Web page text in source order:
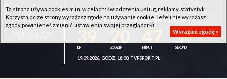
1KS ŚLĘZA WROCŁAW - LOTTO AZS UMCS LUBLIN
57
19.09.2026, GODZ. 18:00, TVPSPORT.PL
Ta strona używa cookies m.in. w celach: świadczenia usług, reklamy, statystyk.
Korzystając ze strony wyrażasz zgodę na używanie cookie. Jeżeli nie wyrażasz
zgody powinieneś zmienić ustawienia swojej przeglądarki.
Wyrażam zgodę »